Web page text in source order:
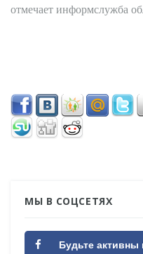
отмечает информслужба
МЫ В СОЦСЕТЯХ
Будьте